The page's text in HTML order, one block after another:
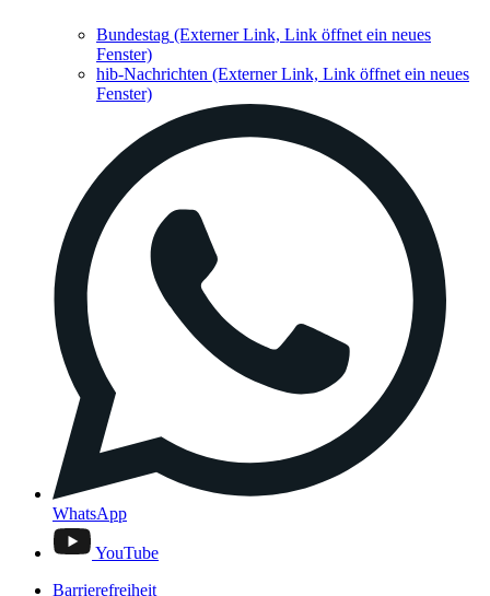
Bundestag (Externer Link, Link öffnet ein neues
Fenster)
hib-Nachrichten (Externer Link, Link öffnet ein neues
Fenster)
WhatsApp
YouTube
Barrierefreiheit